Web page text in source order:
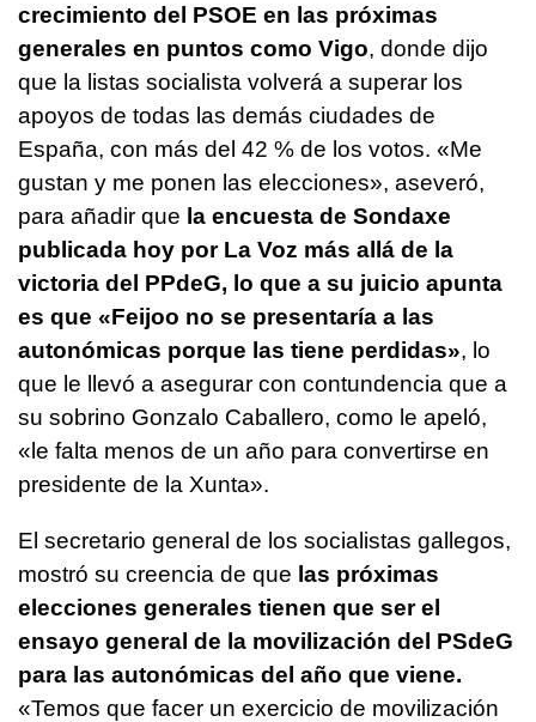
crecimiento del PSOE en las próximas
generales en puntos como Vigo, donde dijo
que la listas socialista volverá a superar los
apoyos de todas las demás ciudades de
España, con más del 42 % de los votos. «Me
gustan y me ponen las elecciones», aseveró,
para añadir que la encuesta de Sondaxe
publicada hoy por La Voz más allá de la
victoria del PPdeG, lo que a su juicio apunta
es que «Feijoo no se presentaría a las
autonómicas porque las tiene perdidas», lo
que le llevó a asegurar con contundencia que a
su sobrino Gonzalo Caballero, como le apeló,
«le falta menos de un año para convertirse en
presidente de la Xunta».
El secretario general de los socialistas gallegos,
mostró su creencia de que las próximas
elecciones generales tienen que ser el
ensayo general de la movilización del PSdeG
para las autonómicas del año que viene.
«Temos que facer un exercicio de movilización